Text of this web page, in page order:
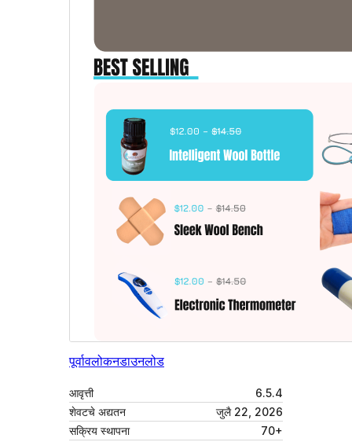
पूर्वावलोकनडाउनलोड
आवृत्ती
6.5.4
शेवटचे अद्यतन
जुलै 22, 2026
सक्रिय स्थापना
70+